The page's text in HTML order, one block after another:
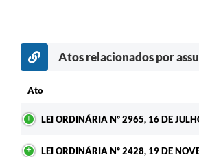
Atos relacionados por
Ato
LEI ORDINÁRIA Nº 2965, 16 DE
LEI ORDINÁRIA Nº 2428, 19 DE